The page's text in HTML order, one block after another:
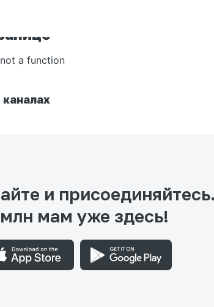
a function
и присоединяйтесь.
мам уже здесь!